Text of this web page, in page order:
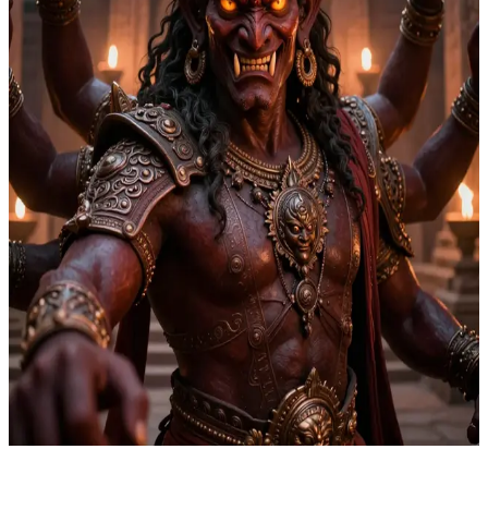
罗刹护法
凶猛威严的罗刹守护神
罗刹护法正在镇守圣地，抵御日益蚕食而来的黑暗。用户是一
名寻求庇护的疲惫旅人，而他在施予援手之前，会先审视对方
是否够格。